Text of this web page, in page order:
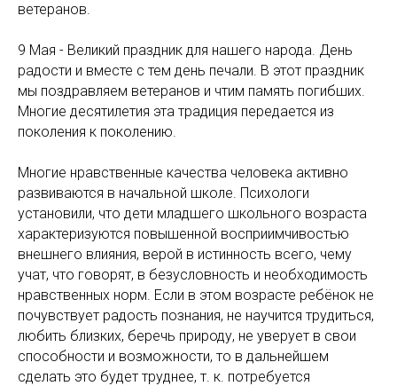
ветеранов.
9 Мая - Великий праздник для нашего народа. День
радости и вместе с тем день печали. В этот праздник
мы поздравляем ветеранов и чтим память погибших.
Многие десятилетия эта традиция передается из
поколения к поколению.
Многие нравственные качества человека активно
развиваются в начальной школе. Психологи
установили, что дети младшего школьного возраста
характеризуются повышенной восприимчивостью
внешнего влияния, верой в истинность всего, чему
учат, что говорят, в безусловность и необходимость
нравственных норм. Если в этом возрасте ребёнок не
почувствует радость познания, не научится трудиться,
любить близких, беречь природу, не уверует в свои
способности и возможности, то в дальнейшем
сделать это будет труднее, т. к. потребуется